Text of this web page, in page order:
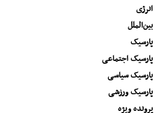
انرژی
بین‌الملل
پارسیک
پارسیک اجتماعی
پارسیک سیاسی
پارسیک ورزشی
پرونده ویژه